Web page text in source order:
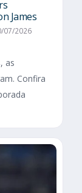
James
07/2026
as
Confira